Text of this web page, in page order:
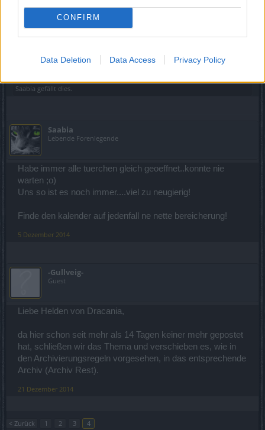
CONFIRM
Data Deletion Data Access Privacy Policy
Der Adventskalender ist doch super, auch "Kleinvieh macht
Mist", bei 24 Türchen kommen bestimmt einige
Saabia gefällt dies.
Saabia
Lebende Forenlegende
Habe immer alle tuerchen gleich geoeffnet..konnte nie
warten ;o)
Uns so ist es noch immer....viel zu neugierig!
Finde den kalender auf jedenfall ne nette bereicherung!
5 Dezember 2014
-Gullveig-
Guest
Liebe Helden von Dracania,
da hier schon seit mehr als 14 Tagen keiner mehr gepostet
hat, schließen wir das Thema und verschieben es, wie in
den Archivierungsregeln vorgesehen, in das entsprechende
Archiv (Archiv Rest).
21 Dezember 2014
< Zurück 1 2 3 4